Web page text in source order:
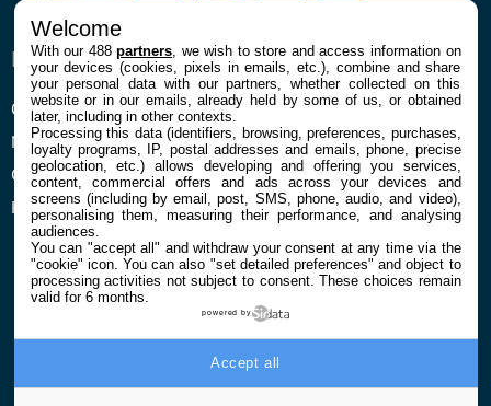
ENTREPRISE
Qui sommes nous
Mentions légales et CGU
Confidentialité et Cookies
Préférences cookies
À PROPOS
La rédaction
Contact
Welcome
With our 488partners , we wish to store and access information on
your devices (cookies, pixels in emails, etc.), combine and share
your personal data with our partners, whether collected on this
website or in our emails, already held by some of us, or obtained
later, including in other contexts.
Processing this data (identifiers, browsing, preferences, purchases,
loyalty programs, IP, postal addresses and emails, phone, precise
geolocation, etc.) allows developing and offering you services,
content, commercial offers and ads across your devices and
screens (including by email, post, SMS, phone, audio, and video),
personalising them, measuring their performance, and analysing
audiences.
You can "accept all" and withdraw your consent at any time via the
"cookie" icon. You can also "set detailed preferences" and object to
processing activities not subject to consent. These choices remain
valid for 6 months.
powered by
Accept all